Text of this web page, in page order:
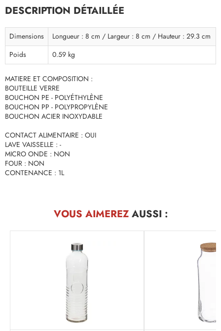
DESCRIPTION DÉTAILLÉE
Dimensions
Longueur : 8 cm / Largeur : 8 cm / Hauteur : 29.3 cm
Poids
0.59 kg
MATIERE ET COMPOSITION :
BOUTEILLE VERRE
BOUCHON PE - POLYÉTHYLÈNE
BOUCHON PP - POLYPROPYLÈNE
BOUCHON ACIER INOXYDABLE
CONTACT ALIMENTAIRE : OUI
LAVE VAISSELLE : -
MICRO ONDE : NON
FOUR : NON
CONTENANCE : 1L
VOUS AIMEREZAUSSI :